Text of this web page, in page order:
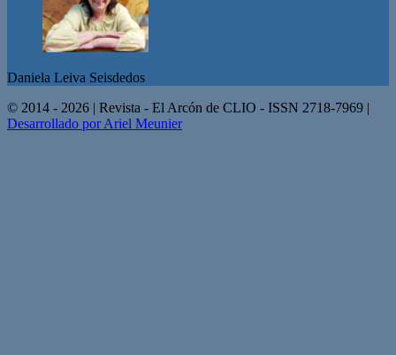
Daniela Leiva Seisdedos
© 2014 - 2026 | Revista - El Arcón de CLIO - ISSN 2718-7969 |
Desarrollado por Ariel Meunier